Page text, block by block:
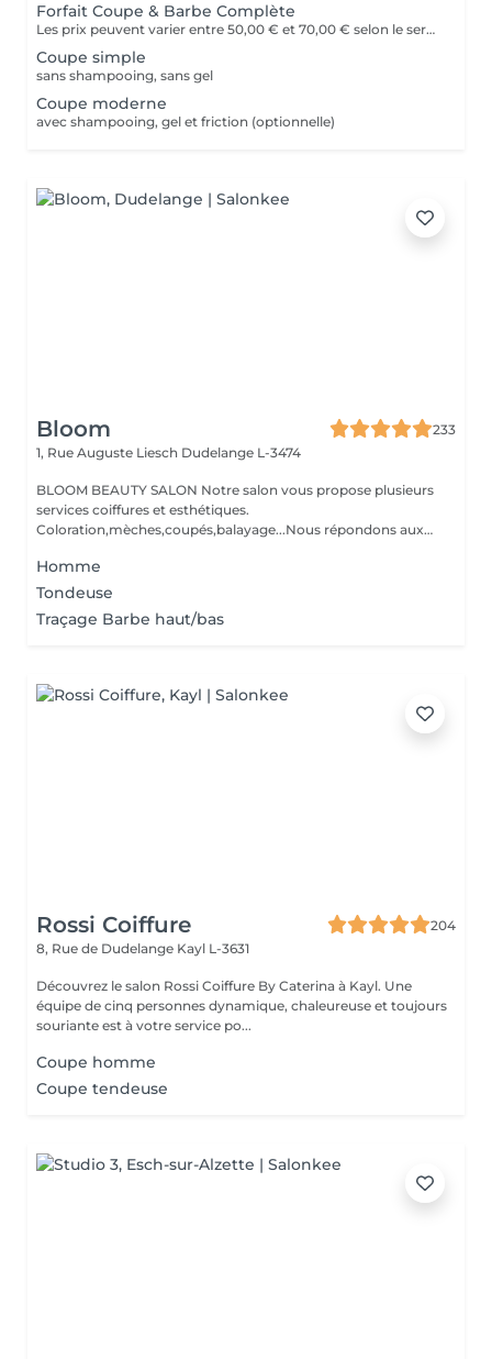
Forfait Coupe & Barbe Complète
Les prix peuvent varier entre 50,00 € et 70,00 € selon le service
Coupe simple
sans shampooing, sans gel
Coupe moderne
avec shampooing, gel et friction (optionnelle)
Bloom
233
1, Rue Auguste Liesch Dudelange L-3474
BLOOM BEAUTY SALON Notre salon vous propose plusieurs
services coiffures et esthétiques.
Coloration,mèches,coupés,balayage...Nous répondons aux
Homme
Tondeuse
Traçage Barbe haut/bas
Rossi Coiffure
204
8, Rue de Dudelange Kayl L-3631
Découvrez le salon Rossi Coiffure By Caterina à Kayl. Une
équipe de cinq personnes dynamique, chaleureuse et toujours
souriante est à votre service po...
Coupe homme
Coupe tendeuse